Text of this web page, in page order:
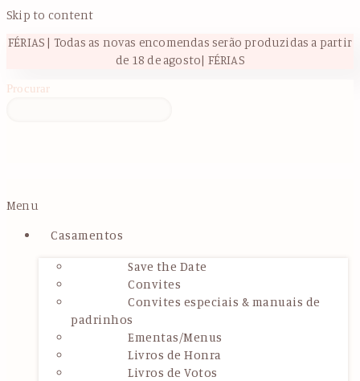
Skip to content
FÉRIAS | Todas as novas encomendas serão produzidas a partir
de 18 de agosto| FÉRIAS
Procurar
Menu
Casamentos
Save the Date
Convites
Convites especiais & manuais de
padrinhos
Ementas/Menus
Livros de Honra
Livros de Votos